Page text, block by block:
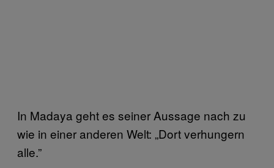
In Madaya geht es seiner Aussage nach zu
wie in einer anderen Welt: „Dort verhungern
alle.”